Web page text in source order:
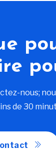
nous;
de 30